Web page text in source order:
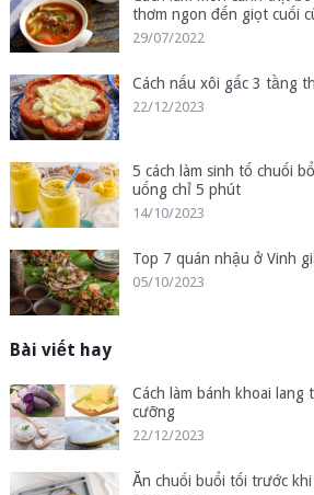
thơm ngon đến giọt cuối
29/07/2022
Cách nấu xôi gấc 3 tầng
22/12/2023
5 cách làm sinh tố chuối
uống chỉ 5 phút
14/10/2023
Top 7 quán nhậu ở Vinh
05/10/2023
Bài viết hay
Cách làm bánh khoai
cưỡng
22/12/2023
Ăn chuối buổi tối trước